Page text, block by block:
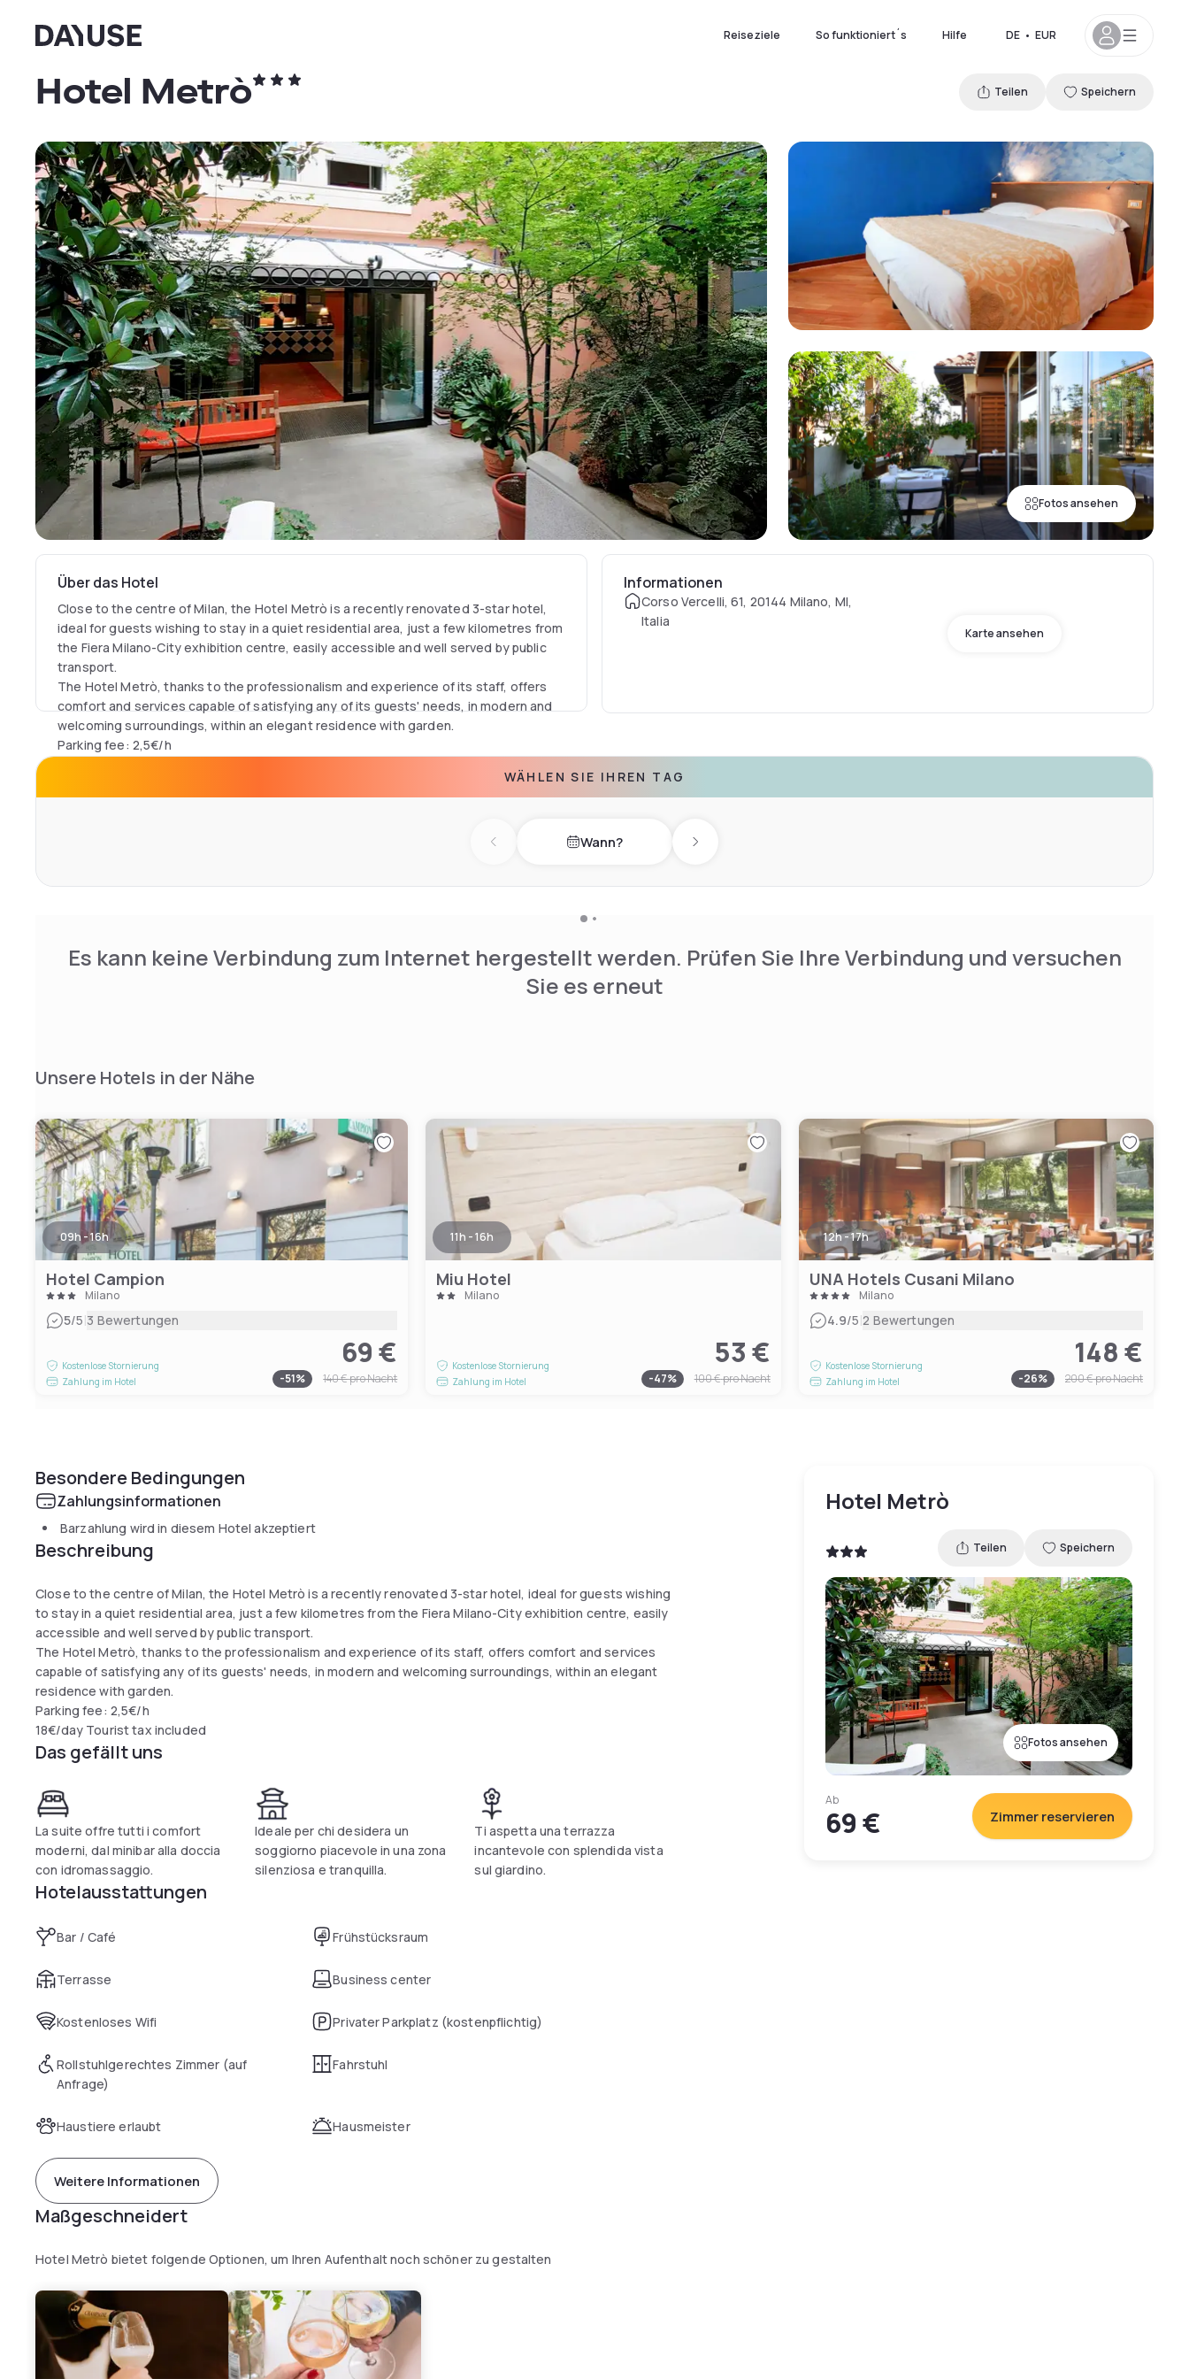
Dayuse Reiseziele So funktioniert´s Hilfe DE • EUR
Fotos ansehen
Hotel Metrò Teilen Speichern
Über das Hotel
Close to the centre of Milan, the Hotel Metrò is a recently renovated 3-star hotel,
ideal for guests wishing to stay in a quiet residential area, just a few kilometres from
the Fiera Milano-City exhibition centre, easily accessible and well served by public
transport.
The Hotel Metrò, thanks to the professionalism and experience of its staff, offers
comfort and services capable of satisfying any of its guests' needs, in modern and
welcoming surroundings, within an elegant residence with garden.
Parking fee: 2,5€/h
Informationen
Corso Vercelli, 61, 20144 Milano, MI,
Italia
Karte ansehen
WÄHLEN SIE IHREN TAG
Previous day Wann? Next day
Es kann keine Verbindung zum Internet hergestellt werden. Prüfen Sie Ihre Verbindung und versuchen
Sie es erneut
Unsere Hotels in der Nähe
09h - 16h
Hotel Campion
Milano
5/5|3 Bewertungen
Kostenlose Stornierung
Zahlung im Hotel
69 €
-51% 140 €pro Nacht
11h - 16h
Miu Hotel
Milano
Kostenlose Stornierung
Zahlung im Hotel
53 €
-47% 100 €pro Nacht
12h - 17h
UNA Hotels Cusani Milano
Milano
4.9/5|2 Bewertungen
Kostenlose Stornierung
Zahlung im Hotel
148 €
-26% 200 €pro Nacht
Besondere Bedingungen
Zahlungsinformationen
Barzahlung wird in diesem Hotel akzeptiert
Beschreibung
Close to the centre of Milan, the Hotel Metrò is a recently renovated 3-star hotel, ideal for guests wishing
to stay in a quiet residential area, just a few kilometres from the Fiera Milano-City exhibition centre, easily
accessible and well served by public transport.
The Hotel Metrò, thanks to the professionalism and experience of its staff, offers comfort and services
capable of satisfying any of its guests' needs, in modern and welcoming surroundings, within an elegant
residence with garden.
Parking fee: 2,5€/h
18€/day Tourist tax included
Das gefällt uns
La suite offre tutti i comfort
moderni, dal minibar alla doccia
con idromassaggio.
Ideale per chi desidera un
soggiorno piacevole in una zona
silenziosa e tranquilla.
Ti aspetta una terrazza
incantevole con splendida vista
sul giardino.
Hotelausstattungen
Bar / Café Frühstücksraum
Terrasse Business center
Kostenloses Wifi Privater Parkplatz (kostenpflichtig)
Rollstuhlgerechtes Zimmer (auf
Anfrage)
Fahrstuhl
Haustiere erlaubt Hausmeister
Weitere Informationen
Maßgeschneidert
Hotel Metrò bietet folgende Optionen, um Ihren Aufenthalt noch schöner zu gestalten
Hotel Metrò
Teilen Speichern
Fotos ansehen
Ab
69 € Zimmer reservieren